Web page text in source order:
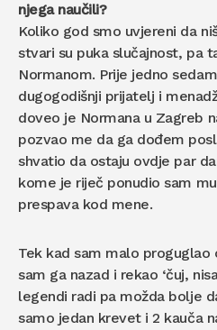
njega naučili?
Koliko god smo uvjereni da
stvari su puka slučajnost, pa
Normanom. Prije jedno
dugogodišnji prijatelj i
doveo je Normana u Zagreb
pozvao me da ga dođem
shvatio da ostaju ovdje par
kome je riječ ponudio sam
prespava kod mene.
Tek kad sam malo proguglao
sam ga nazad i rekao ‘čuj,
legendi radi pa možda bolje
samo jedan krevet i 2 kauča